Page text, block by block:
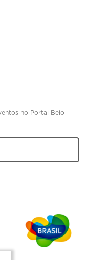
no Portal Belo